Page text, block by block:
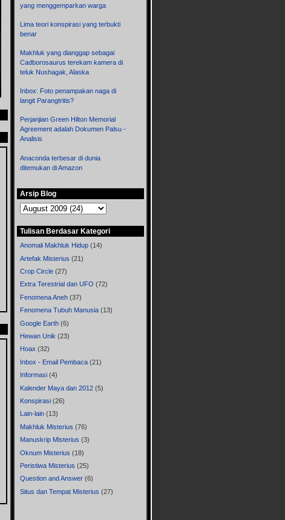
yang menggemparkan warga
Lima teori konspirasi yang terbukti
benar
Makhluk yang dianggap sebagai
Cadborosaurus terekam kamera di
teluk Nushagak, Alaska
Inbox: Foto penampakan naga di
langit Parangtritis?
Perjanjian Green Hilton Memorial
Agreement adalah Dokumen Palsu -
Analisis
Anaconda terbesar di dunia
ditemukan di Amazon
Arsip Blog
Tulisan Berdasar Kategori
Anomali Makhluk Hidup (14)
Artefak Misterius (21)
Crop Circle (27)
Extra Terestrial dan UFO (72)
Fenomena Aneh (37)
Fenomena Tubuh Manusia (13)
Google Earth (6)
Hewan Unik (23)
Hoax (32)
Inbox - Email Pembaca (21)
Informasi (4)
Kalender Maya dan 2012 (5)
Konspirasi (26)
Lain-lain (13)
Makhluk Misterius (76)
Manuskrip Misterius (3)
Oknum Misterius (18)
Peristiwa Misterius (25)
Question and Answer (6)
Situs dan Tempat Misterius (27)